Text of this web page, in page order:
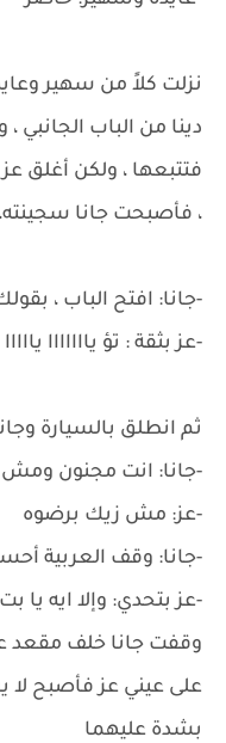
نزلت كلاً من سهير
دينا من الباب الجانبي
فتتبعها ، ولكن أغلق
، فأصبحت جانا
-جانا: افتح الباب ،
-عز بثقة : تؤ يااااااا
ثم انطلق بالسيارة
-جانا: انت مجنون
-عز: مش زيك برضوه
-جانا: وقف العربية
-عز بتحدي: وإلا ايه يا
وقفت جانا خلف مقعد
على عيني عز فأصبح
بشدة عليهما